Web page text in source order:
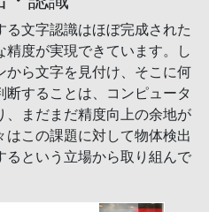
る文字認識はほぼ完成された
度が実現できています。し
から文字を見付け、そこに何
することは、コンピュータ
、まだまだ精度向上の余地が
この課題に対して物体検出
るという立場から取り組んで